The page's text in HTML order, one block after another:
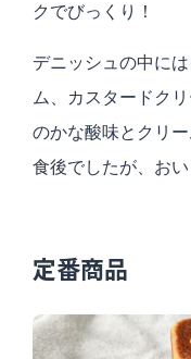
クでびっくり！
デニッシュの中に
ム、カスタードク
のかな酸味とクリー
食後でしたが、おい
定番商品